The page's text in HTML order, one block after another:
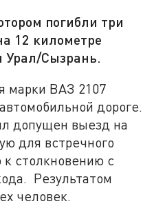
погибли три
12 километре
Урал/Сызрань.
марки ВАЗ 2107
дороге.
допущен выезд на
для встречного
столкновению с
Результатом
человек.